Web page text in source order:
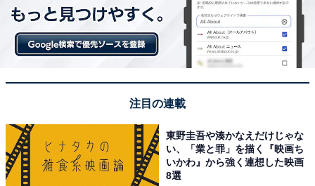
注目の連載
東野圭吾や湊かなえだけじゃな
い、「業と罪」を描く『映画ち
いかわ』から強く連想した映画
8選